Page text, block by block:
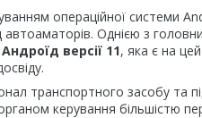
операційної системи
Однією з
версії 11, яка є на
транспортного засобу та
керування більшістю